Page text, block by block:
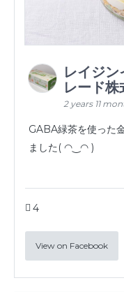
レイジン
レード株
2 years 11
GABA緑茶を使った
ました( ◠‿◠ )
4
View on Facebook